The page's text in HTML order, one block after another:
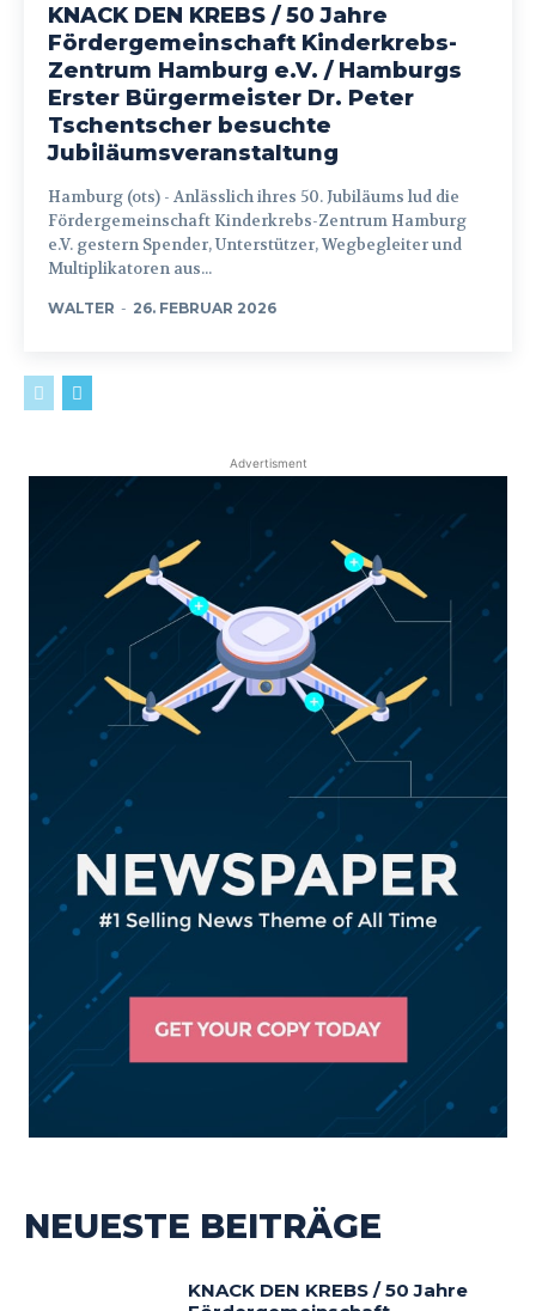
KNACK DEN KREBS / 50 Jahre
Fördergemeinschaft Kinderkrebs-
Zentrum Hamburg e.V. / Hamburgs
Erster Bürgermeister Dr. Peter
Tschentscher besuchte
Jubiläumsveranstaltung
Hamburg (ots) - Anlässlich ihres 50. Jubiläums lud die
Fördergemeinschaft Kinderkrebs-Zentrum Hamburg
e.V. gestern Spender, Unterstützer, Wegbegleiter und
Multiplikatoren aus...
WALTER - 26. FEBRUAR 2026
Advertisment
NEUESTE BEITRÄGE
KNACK DEN KREBS / 50 Jahre